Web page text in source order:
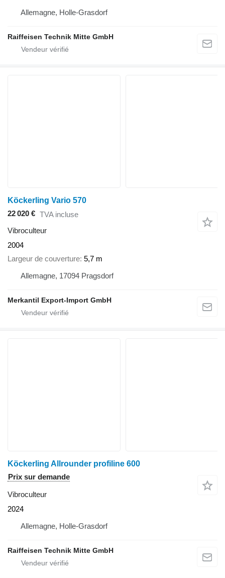
Allemagne, Holle-Grasdorf
Raiffeisen Technik Mitte GmbH
Köckerling Vario 570
22 020 € TVA incluse
Vibroculteur
2004
Largeur de couverture 5,7 m
Allemagne, 17094 Pragsdorf
Merkantil Export-Import GmbH
Köckerling Allrounder profiline 600
Prix sur demande
Vibroculteur
2024
Allemagne, Holle-Grasdorf
Raiffeisen Technik Mitte GmbH